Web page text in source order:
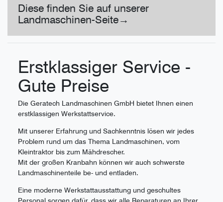
Diese finden Sie auf unserer
Landmaschinen-Seite→
Erstklassiger Service -
Gute Preise
Die Geratech Landmaschinen GmbH bietet Ihnen einen
erstklassigen Werkstattservice.
Mit unserer Erfahrung und Sachkenntnis lösen wir jedes
Problem rund um das Thema Landmaschinen, vom
Kleintraktor bis zum Mähdrescher.
Mit der großen Kranbahn können wir auch schwerste
Landmaschinenteile be- und entladen.
Eine moderne Werkstattausstattung und geschultes